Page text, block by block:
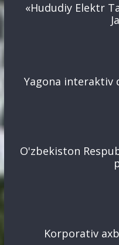
«Hududiy Elektr
Yagona
O'zbekiston
Korporativ